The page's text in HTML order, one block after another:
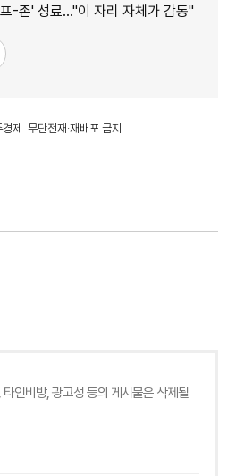
-존' 성료…"이 자리 자체가 감동"
제. 무단전재·재배포 금지